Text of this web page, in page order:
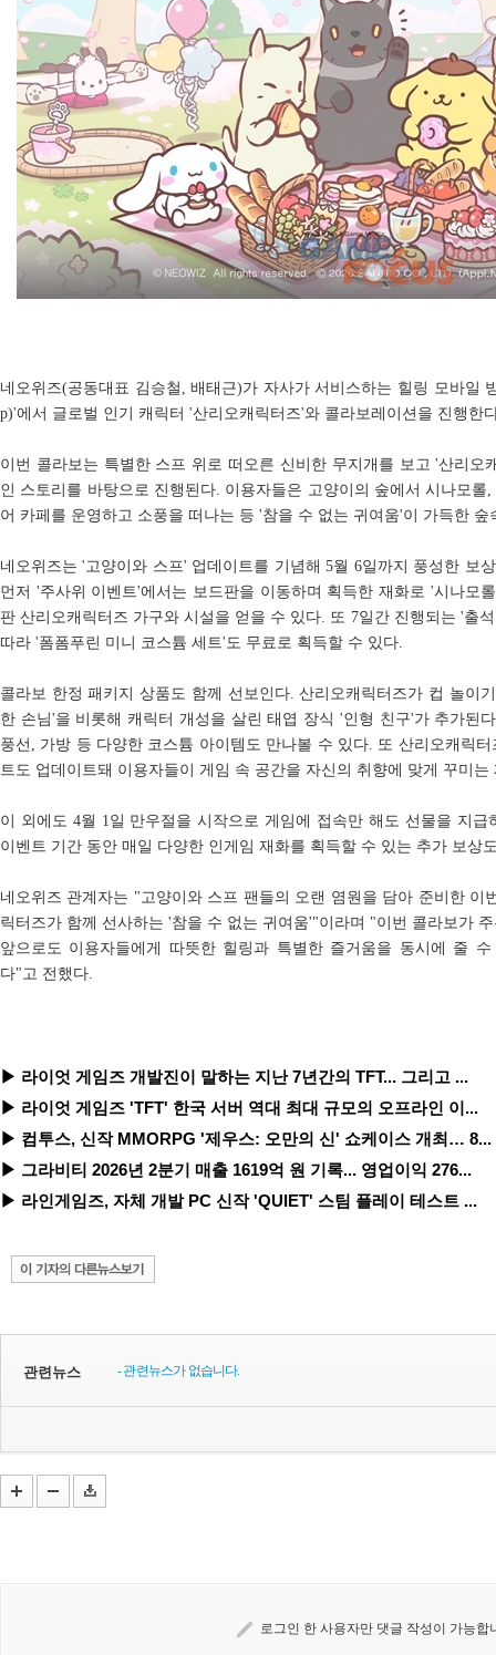
네오위즈(공동대표 김승철, 배태근)가 자사가 서비스하는 힐링 모바일
p)'에서 글로벌 인기 캐릭터 '산리오캐릭터즈'와 콜라보레이션을 진행한
이번 콜라보는 특별한 스프 위로 떠오른 신비한 무지개를 보고 '산리오
인 스토리를 바탕으로 진행된다. 이용자들은 고양이의 숲에서 시나모
어 카페를 운영하고 소풍을 떠나는 등 '참을 수 없는 귀여움'이 가득한
네오위즈는 '고양이와 스프' 업데이트를 기념해 5월 6일까지 풍성한 보
먼저 '주사위 이벤트'에서는 보드판을 이동하며 획득한 재화로 '시나모
판 산리오캐릭터즈 가구와 시설을 얻을 수 있다. 또 7일간 진행되는 '출
따라 '폼폼푸린 미니 코스튬 세트'도 무료로 획득할 수 있다.
콜라보 한정 패키지 상품도 함께 선보인다. 산리오캐릭터즈가 컵 놀이
한 손님'을 비롯해 캐릭터 개성을 살린 태엽 장식 '인형 친구'가 추가된
풍선, 가방 등 다양한 코스튬 아이템도 만나볼 수 있다. 또 산리오캐릭
트도 업데이트돼 이용자들이 게임 속 공간을 자신의 취향에 맞게 꾸미는
이 외에도 4월 1일 만우절을 시작으로 게임에 접속만 해도 선물을 지
이벤트 기간 동안 매일 다양한 인게임 재화를 획득할 수 있는 추가 보상
네오위즈 관계자는 "고양이와 스프 팬들의 오랜 염원을 담아 준비한 이
릭터즈가 함께 선사하는 '참을 수 없는 귀여움'"이라며 "이번 콜라보가
앞으로도 이용자들에게 따뜻한 힐링과 특별한 즐거움을 동시에 줄
다"고 전했다.
▶ 라이엇 게임즈 개발진이 말하는 지난 7년간의 TFT... 그리고 ...
▶ 라이엇 게임즈 'TFT' 한국 서버 역대 최대 규모의 오프라인 이...
▶ 컴투스, 신작 MMORPG '제우스: 오만의 신' 쇼케이스 개최… 8...
▶ 그라비티 2026년 2분기 매출 1619억 원 기록... 영업이익 276...
▶ 라인게임즈, 자체 개발 PC 신작 'QUIET' 스팀 플레이 테스트 ...
관련뉴스 - 관련뉴스가 없습니다.